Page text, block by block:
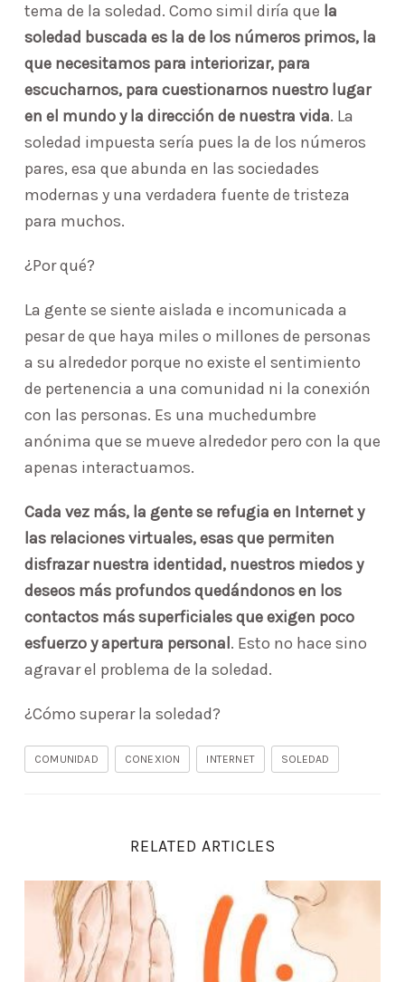
tema de la soledad. Como simil diría que la
soledad buscada es la de los números primos, la
que necesitamos para interiorizar, para
escucharnos, para cuestionarnos nuestro lugar
en el mundo y la dirección de nuestra vida. La
soledad impuesta sería pues la de los números
pares, esa que abunda en las sociedades
modernas y una verdadera fuente de tristeza
para muchos.
¿Por qué?
La gente se siente aislada e incomunicada a
pesar de que haya miles o millones de personas
a su alrededor porque no existe el sentimiento
de pertenencia a una comunidad ni la conexión
con las personas. Es una muchedumbre
anónima que se mueve alrededor pero con la que
apenas interactuamos.
Cada vez más, la gente se refugia en Internet y
las relaciones virtuales, esas que permiten
disfrazar nuestra identidad, nuestros miedos y
deseos más profundos quedándonos en los
contactos más superficiales que exigen poco
esfuerzo y apertura personal. Esto no hace sino
agravar el problema de la soledad.
¿Cómo superar la soledad?
COMUNIDAD CONEXION INTERNET SOLEDAD
RELATED ARTICLES
Nuevo artículo en el periódico el Huffington Post: